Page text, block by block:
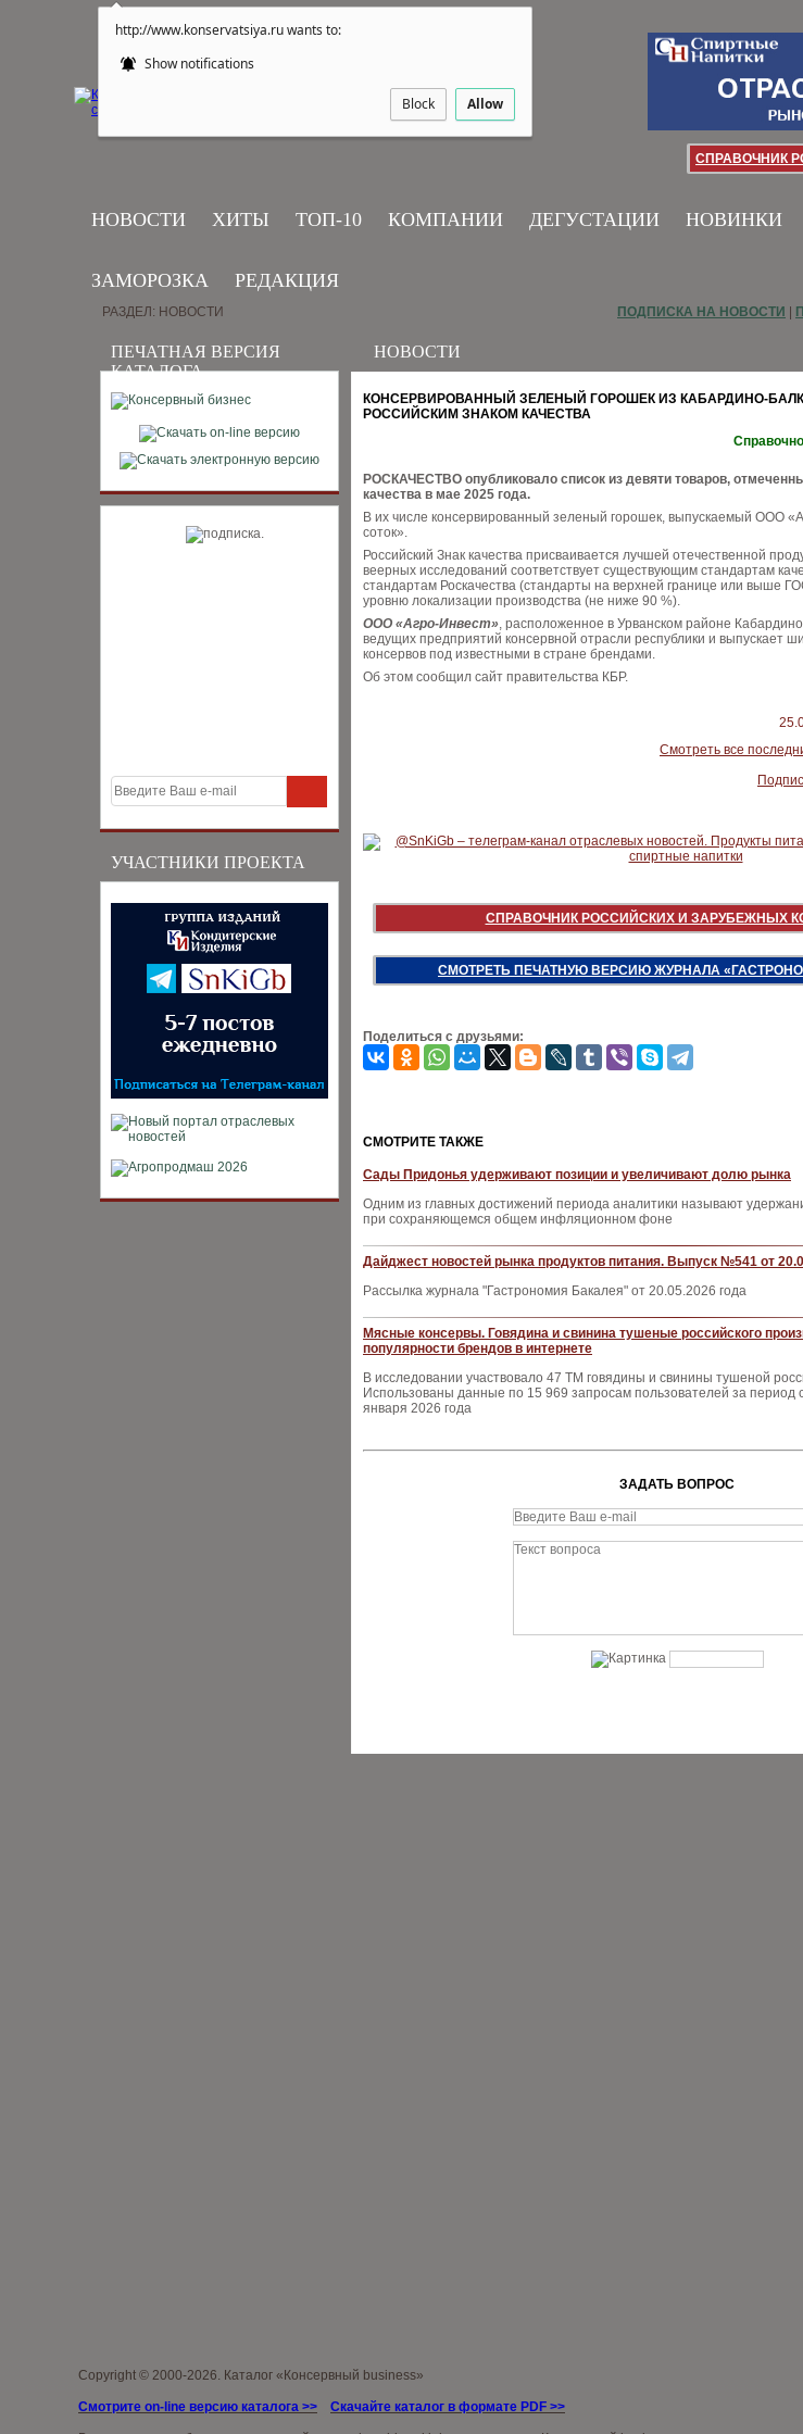
http://www.konservatsiya.ru wants to:
Show notifications
Block Allow
СПРАВОЧНИК
НОВОСТИ ХИТЫ ТОП-10 КОМПАНИИ ДЕГУСТАЦИИ НОВИНКИ
ЗАМОРОЗКА РЕДАКЦИЯ
ПЕЧАТНАЯ ВЕРСИЯ
КАТАЛОГА
УЧАСТНИКИ ПРОЕКТА
РАЗДЕЛ: НОВОСТИ ПОДПИСКА НА НОВОСТИ
НОВОСТИ
КОНСЕРВИРОВАННЫЙ ЗЕЛЕНЫЙ ГОРОШЕК ИЗ КАБАРДИНО-
РОССИЙСКИМ ЗНАКОМ КАЧЕСТВА
РОСКАЧЕСТВО опубликовало список из девяти товаров,
качества в мае 2025 года.
В их числе консервированный зеленый горошек, выпускаемый ООО
соток».
Российский Знак качества присваивается лучшей отечественной
веерных исследований соответствует существующим стандартам
стандартам Роскачества (стандарты на верхней границе или выше
уровню локализации производства (не ниже 90 %).
ООО «Агро-Инвест», расположенное в Урванском районе
ведущих предприятий консервной отрасли республики и выпускает
консервов под известными в стране брендами.
Об этом сообщил сайт правительства КБР.
Смотреть все
СПРАВОЧНИК РОССИЙСКИХ И ЗАРУБЕЖНЫХ
СМОТРЕТЬ ПЕЧАТНУЮ ВЕРСИЮ ЖУРНАЛА
Поделиться с друзьями:
CМОТРИТЕ ТАКЖЕ
Сады Придонья удерживают позиции и увеличивают долю рынка
Одним из главных достижений периода аналитики называют
при сохраняющемся общем инфляционном фоне
Дайджест новостей рынка продуктов питания. Выпуск №541 от
Рассылка журнала "Гастрономия Бакалея" от 20.05.2026 года
Мясные консервы. Говядина и свинина тушеные российского
популярности брендов в интернете
В исследовании участвовало 47 ТМ говядины и свинины тушеной
Использованы данные по 15 969 запросам пользователей за период
января 2026 года
ЗАДАТЬ ВОПРОС
Copyright © 2000-2026. Каталог «Консервный business»
Смотрите on-line версию каталога >> Скачайте каталог в формате PDF >>